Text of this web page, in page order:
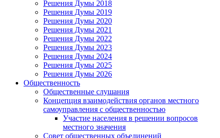
Решения Думы 2018
Решения Думы 2019
Решения Думы 2020
Решения Думы 2021
Решения Думы 2022
Решения Думы 2023
Решения Думы 2024
Решения Думы 2025
Решения Думы 2026
Общественность
Общественные слушания
Концепция взаимодействия органов местного
самоуправления с общественностью
Участие населения в решении вопросов
местного значения
Совет общественных объединений